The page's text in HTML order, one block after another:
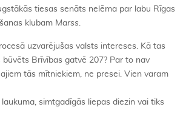
tiesas senāts nelēma par labu Rīgas
klubam Marss.
uzvarējušas valsts intereses. Kā tas
būvēts Brīvības gatvē 207? Par to nav
tās mītniekiem, ne presei. Vien varam
simtgadīgās liepas diezin vai tiks